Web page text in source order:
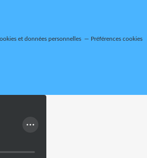
et données personnelles Préférences cookies